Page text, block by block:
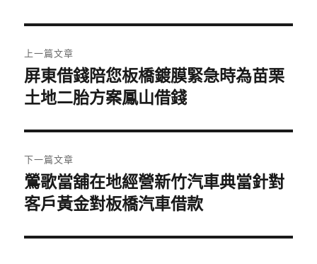
章
導
覽
上一篇文章
上
一
文
章:
屏東借錢陪您板橋鍍膜緊急時為苗栗
土地二胎方案鳳山借錢
下一篇文章
下
一
文
鶯歌當舖在地經營新竹汽車典當針對
客戶黃金對板橋汽車借款